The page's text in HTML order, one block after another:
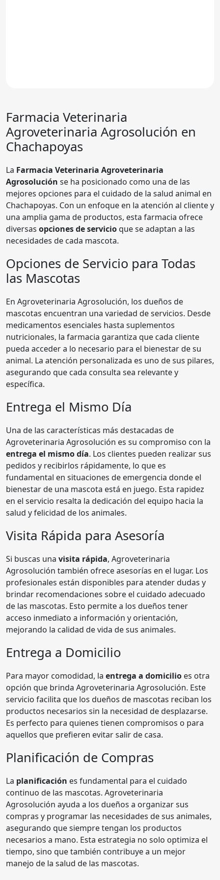
Farmacia Veterinaria
Agroveterinaria Agrosolución en
Chachapoyas
La Farmacia Veterinaria Agroveterinaria
Agrosolución se ha posicionado como una de las
mejores opciones para el cuidado de la salud animal en
Chachapoyas. Con un enfoque en la atención al cliente y
una amplia gama de productos, esta farmacia ofrece
diversas opciones de servicioque se adaptan a las
necesidades de cada mascota.
Opciones de Servicio para Todas
las Mascotas
En Agroveterinaria Agrosolución, los dueños de
mascotas encuentran una variedad de servicios. Desde
medicamentos esenciales hasta suplementos
nutricionales, la farmacia garantiza que cada cliente
pueda acceder a lo necesario para el bienestar de su
animal. La atención personalizada es uno de sus pilares,
asegurando que cada consulta sea relevante y
específica.
Entrega el Mismo Día
Una de las características más destacadas de
Agroveterinaria Agrosolución es su compromiso con la
entrega el mismo día. Los clientes pueden realizar sus
pedidos y recibirlos rápidamente, lo que es
fundamental en situaciones de emergencia donde el
bienestar de una mascota está en juego. Esta rapidez
en el servicio resalta la dedicación del equipo hacia la
salud y felicidad de los animales.
Visita Rápida para Asesoría
Si buscas una visita rápida, Agroveterinaria
Agrosolución también ofrece asesorías en el lugar. Los
profesionales están disponibles para atender dudas y
brindar recomendaciones sobre el cuidado adecuado
de las mascotas. Esto permite a los dueños tener
acceso inmediato a información y orientación,
mejorando la calidad de vida de sus animales.
Entrega a Domicilio
Para mayor comodidad, la entrega a domicilio es otra
opción que brinda Agroveterinaria Agrosolución. Este
servicio facilita que los dueños de mascotas reciban los
productos necesarios sin la necesidad de desplazarse.
Es perfecto para quienes tienen compromisos o para
aquellos que prefieren evitar salir de casa.
Planificación de Compras
La planificación es fundamental para el cuidado
continuo de las mascotas. Agroveterinaria
Agrosolución ayuda a los dueños a organizar sus
compras y programar las necesidades de sus animales,
asegurando que siempre tengan los productos
necesarios a mano. Esta estrategia no solo optimiza el
tiempo, sino que también contribuye a un mejor
manejo de la salud de las mascotas.